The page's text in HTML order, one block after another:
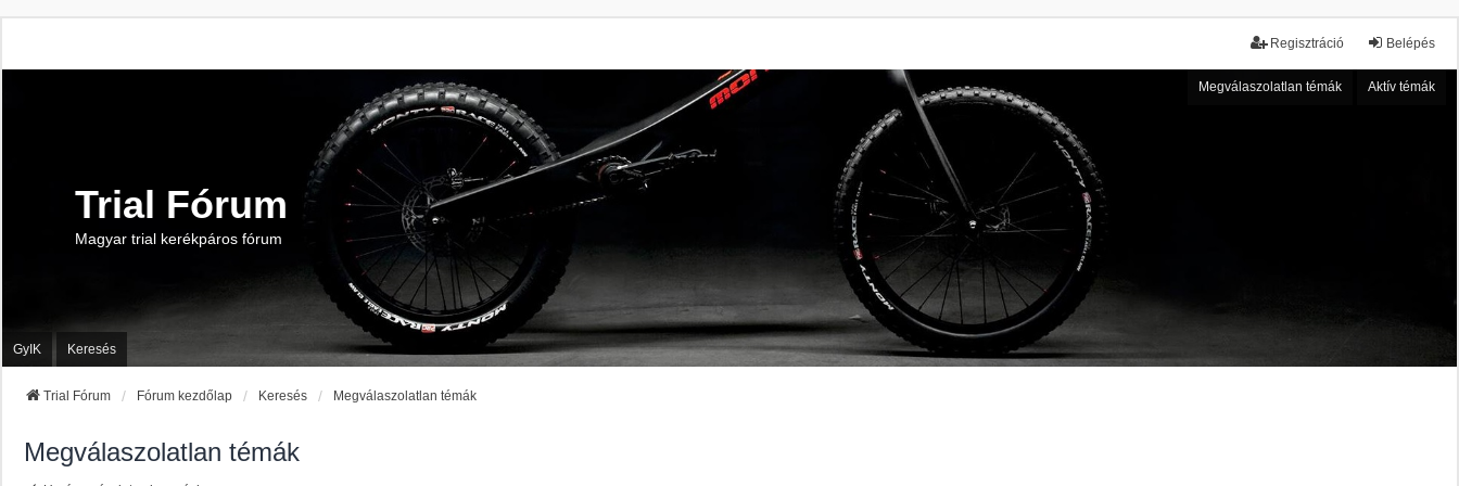
Belépés
Regisztráció
Megválaszolatlan témák Aktív témák
Trial Fórum
Magyar trial kerékpáros fórum
GyIK Keresés
Trial Fórum Fórum kezdőlap Keresés Megválaszolatlan témák
Megválaszolatlan témák